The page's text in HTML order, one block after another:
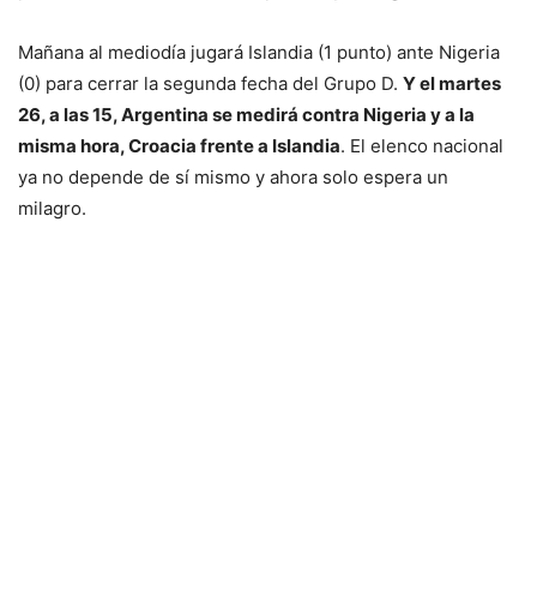
Mañana al mediodía jugará Islandia (1 punto) ante Nigeria
(0) para cerrar la segunda fecha del Grupo D. Y el martes
26, a las 15, Argentina se medirá contra Nigeria y a la
misma hora, Croacia frente a Islandia. El elenco nacional
ya no depende de sí mismo y ahora solo espera un
milagro.